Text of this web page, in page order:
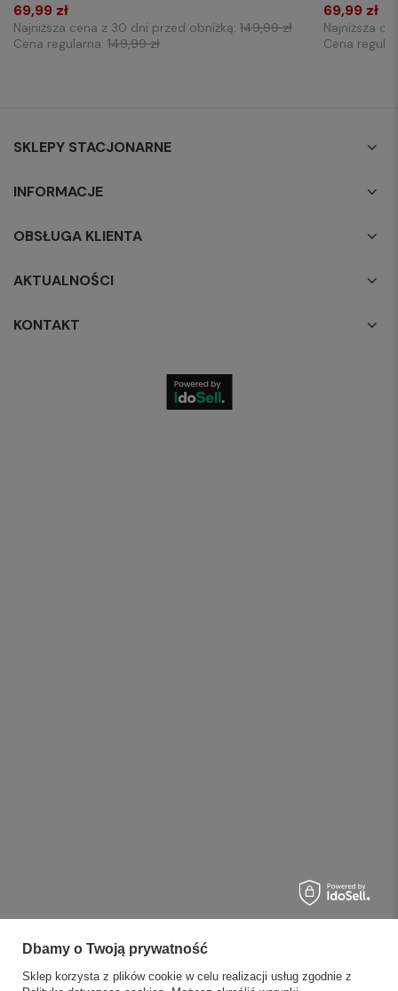
69,99 zł
Najniższa cena z 30 dni przed obniżką: 149,99 zł
Cena regularna: 149,99 zł
69,99 zł
Najniższa
Cena
SKLEPY STACJONARNE
INFORMACJE
OBSŁUGA KLIENTA
AKTUALNOŚCI
KONTAKT
Dbamy o Twoją prywatność
Sklep korzysta z plików cookie w celu realizacji usług zgodnie z